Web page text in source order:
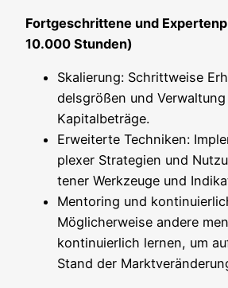
Fort­ge­schrit­te­ne und
10.000 Stunden)
Ska­lie­rung: Schritt­wei­se
dels­grö­ßen und
Kapitalbeträge.
Erwei­ter­te Tech­ni­ken:
ple­xer Stra­te­gien und
te­ner Werk­zeu­ge und
Men­to­ring und
Mög­li­cher­wei­se ande­re
kon­ti­nu­ier­lich ler­nen, um
Stand der